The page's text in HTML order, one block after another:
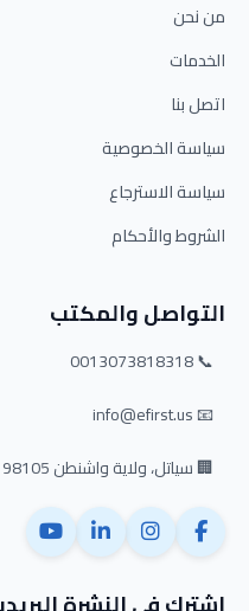
من نحن
الخدمات
اتصل بنا
سياسة الخصوصية
سياسة الاسترجاع
الشروط والأحكام
التواصل والمكتب
📞 0013073818318
📧 info@efirst.us
🏢 سياتل، ولاية واشنطن 98105